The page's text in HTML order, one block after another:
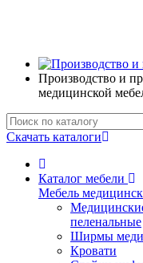
Производство и
медицинской
Скачать каталоги
Каталог мебели
Мебель
пеленальные
Ширмы
Кровати